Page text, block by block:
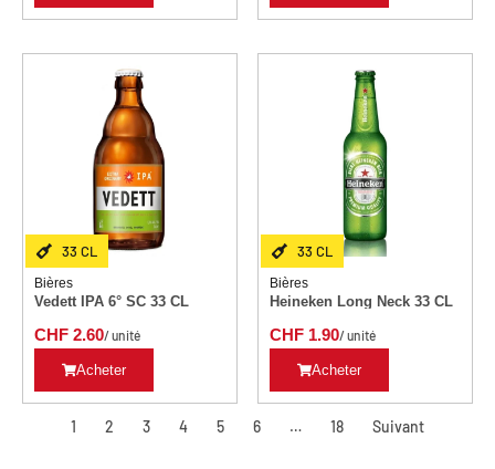
33 CL
Bières
Vedett IPA 6° SC 33 CL
CHF 2.60/ unité
Acheter
33 CL
Bières
Heineken Long Neck 33 CL
CHF 1.90/ unité
Acheter
1 2 3 4 5 6 … 18 Suivant